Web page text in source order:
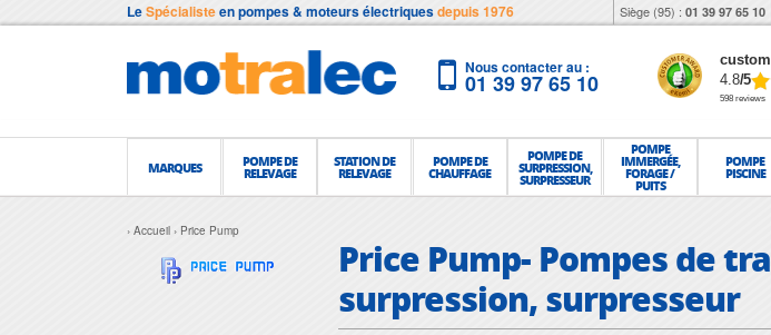
LeSpécialisteen pompes & moteurs électriquesdepuis 1976 Siège (95) : 01 39 97 65 10
Nous contacter au :
01 39 97 65 10 4.8/5
598 reviews
MARQUES POMPE DE
RELEVAGE
STATION DE
RELEVAGE
POMPE DE
CHAUFFAGE
POMPE DE
SURPRESSION,
SURPRESSEUR
POMPE
IMMERGÉE,
FORAGE /
PUITS
POMPE
PISCINE
Accueil Price Pump
Price Pump- Pompes de
surpression, surpresseur